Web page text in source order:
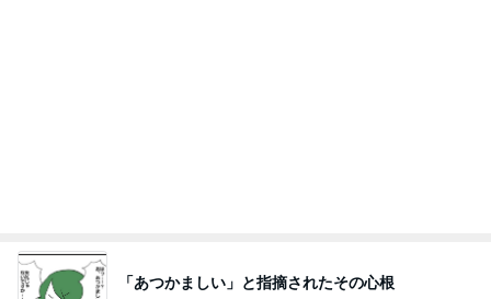
「あつかましい」と指摘されたその心根